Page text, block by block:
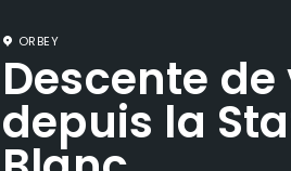
ORBEY
Descente
depuis la